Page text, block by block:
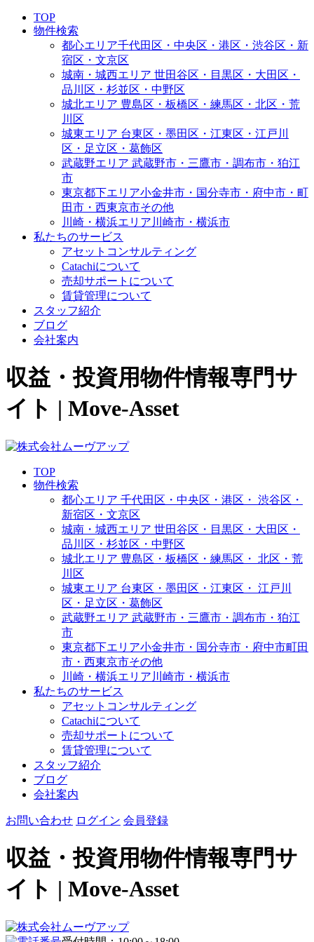
TOP
物件検索
都心エリア千代田区・中央区・港区・渋谷区・新
宿区・文京区
城南・城西エリア 世田谷区・目黒区・大田区・
品川区・杉並区・中野区
城北エリア 豊島区・板橋区・練馬区・北区・荒
川区
城東エリア 台東区・墨田区・江東区・江戸川
区・足立区・葛飾区
武蔵野エリア 武蔵野市・三鷹市・調布市・狛江
市
東京都下エリア小金井市・国分寺市・府中市・町
田市・西東京市その他
川崎・横浜エリア 川崎市・横浜市
私たちのサービス
アセットコンサルティング
Catachiについて
売却サポートについて
賃貸管理について
スタッフ紹介
ブログ
会社案内
収益・投資用物件情報専門サ
イト | Move-Asset
TOP
物件検索
都心エリア 千代田区・中央区・港区・ 渋谷区・
新宿区・文京区
城南・城西エリア 世田谷区・目黒区・大田区・
品川区・杉並区・中野区
城北エリア 豊島区・板橋区・練馬区・ 北区・荒
川区
城東エリア 台東区・墨田区・江東区・ 江戸川
区・足立区・葛飾区
武蔵野エリア 武蔵野市・三鷹市・調布市・ 狛江
市
東京都下エリア小金井市・国分寺市・府中市町田
市・西東京市その他
川崎・横浜エリア 川崎市・横浜市
私たちのサービス
アセットコンサルティング
Catachiについて
売却サポートについて
賃貸管理について
スタッフ紹介
ブログ
会社案内
お問い合わせ ログイン 会員登録
収益・投資用物件情報専門サ
イト | Move-Asset